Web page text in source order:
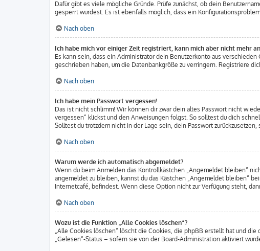
Dafür gibt es viele mögliche Gründe. Prüfe zunächst, ob dein
gesperrt wurdest. Es ist ebenfalls möglich, dass ein
Nach oben
Ich habe mich vor einiger Zeit registriert, kann mich aber nicht mehr
Es kann sein, dass ein Administrator dein Benutzerkonto aus
geschrieben haben, um die Datenbankgröße zu verringern. Registriere
Nach oben
Ich habe mein Passwort vergessen!
Das ist nicht schlimm! Wir können dir zwar dein altes Passwort nicht
vergessen“ klickst und den Anweisungen folgst. So solltest du dich
Solltest du trotzdem nicht in der Lage sein, dein Passwort
Nach oben
Warum werde ich automatisch abgemeldet?
Wenn du beim Anmelden das Kontrollkästchen „Angemeldet bleiben“
angemeldet zu bleiben, kannst du das Kästchen „Angemeldet bleiben“
Internetcafé, befindest. Wenn diese Option nicht zur Verfügung steht,
Nach oben
Wozu ist die Funktion „Alle Cookies löschen“?
„Alle Cookies löschen“ löscht die Cookies, die phpBB erstellt hat und
„Gelesen“-Status – sofern sie von der Board-Administration aktiviert